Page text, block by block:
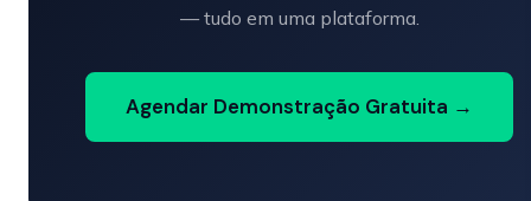
— tudo em uma plataforma.
Agendar Demonstração Gratuita →